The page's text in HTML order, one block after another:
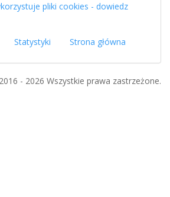
pliki cookies - dowiedz
Statystyki Strona główna
2016 - 2026 Wszystkie prawa zastrzeżone.